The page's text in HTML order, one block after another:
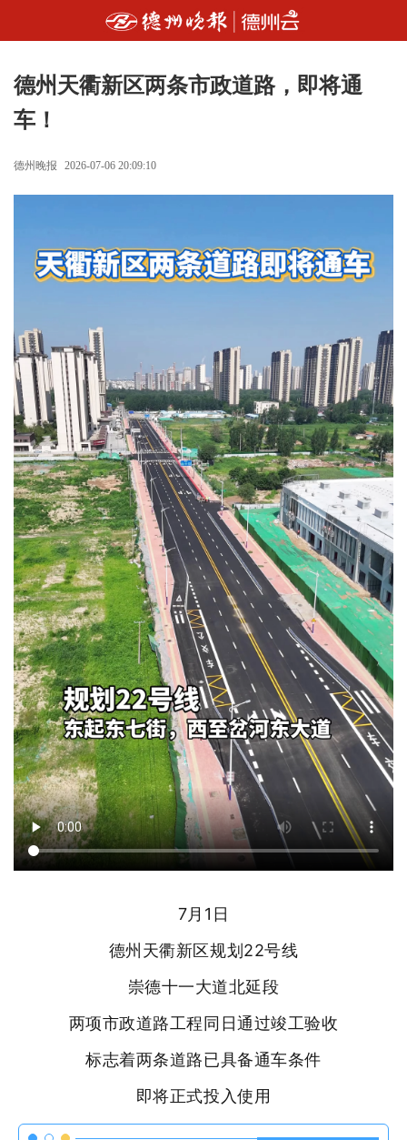
德州天衢新区两条市政道路，即将通
车！
德州晚报 2026-07-06 20:09:10
7月1日
德州天衢新区规划22号线
崇德十一大道北延段
两项市政道路工程同日通过竣工验收
标志着两条道路已具备通车条件
即将正式投入使用